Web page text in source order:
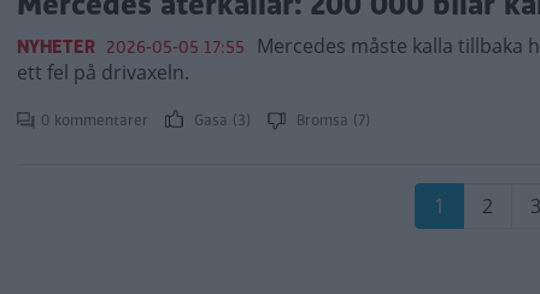
NYHETER 2026-05-05 17:55 Mercedes måste kalla tillbaka
ett fel på drivaxeln.
0 kommentarer Gasa (3) Bromsa (7)
Nuvarande
1 Sida
2 3